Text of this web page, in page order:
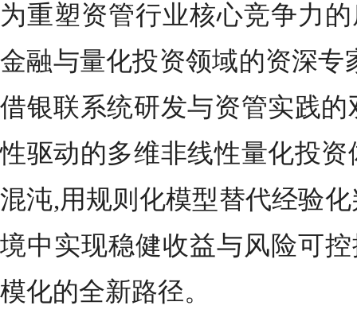
为重塑资管行业核心竞争力
金融与量化投资领域的资深专
借银联系统研发与资管实践
性驱动的多维非线性量化投
混沌,用规则化模型替代经验
境中实现稳健收益与风险可
模化的全新路径。